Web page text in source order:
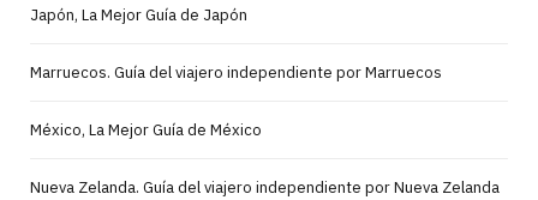
Japón, La Mejor Guía de Japón
Marruecos. Guía del viajero independiente por Marruecos
México, La Mejor Guía de México
Nueva Zelanda. Guía del viajero independiente por Nueva Zelanda